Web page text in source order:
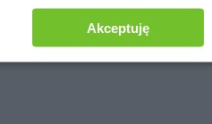
Akceptuję